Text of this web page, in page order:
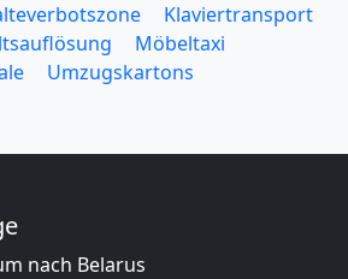
Klaviertransport
Möbeltaxi
Umzugskartons
nach Belarus